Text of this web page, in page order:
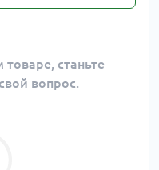
станьте
вопрос.